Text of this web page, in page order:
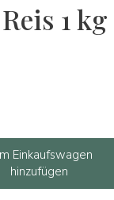
1 kg
Einkaufswagen
hinzufügen